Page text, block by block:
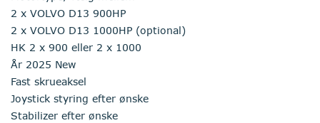
2 x VOLVO D13 900HP
2 x VOLVO D13 1000HP (optional)
HK 2 x 900 eller 2 x 1000
År 2025 New
Fast skrueaksel
Joystick styring efter ønske
Stabilizer efter ønske